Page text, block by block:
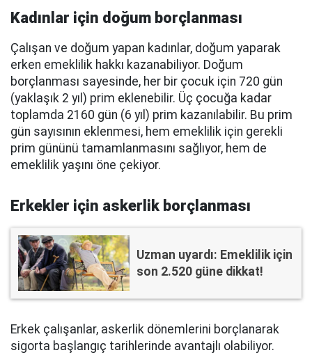
Kadınlar için doğum borçlanması
Çalışan ve doğum yapan kadınlar, doğum yaparak
erken emeklilik hakkı kazanabiliyor. Doğum
borçlanması sayesinde, her bir çocuk için 720 gün
(yaklaşık 2 yıl) prim eklenebilir. Üç çocuğa kadar
toplamda 2160 gün (6 yıl) prim kazanılabilir. Bu prim
gün sayısının eklenmesi, hem emeklilik için gerekli
prim gününü tamamlanmasını sağlıyor, hem de
emeklilik yaşını öne çekiyor.
Erkekler için askerlik borçlanması
Uzman uyardı: Emeklilik için
son 2.520 güne dikkat!
Erkek çalışanlar, askerlik dönemlerini borçlanarak
sigorta başlangıç tarihlerinde avantajlı olabiliyor.